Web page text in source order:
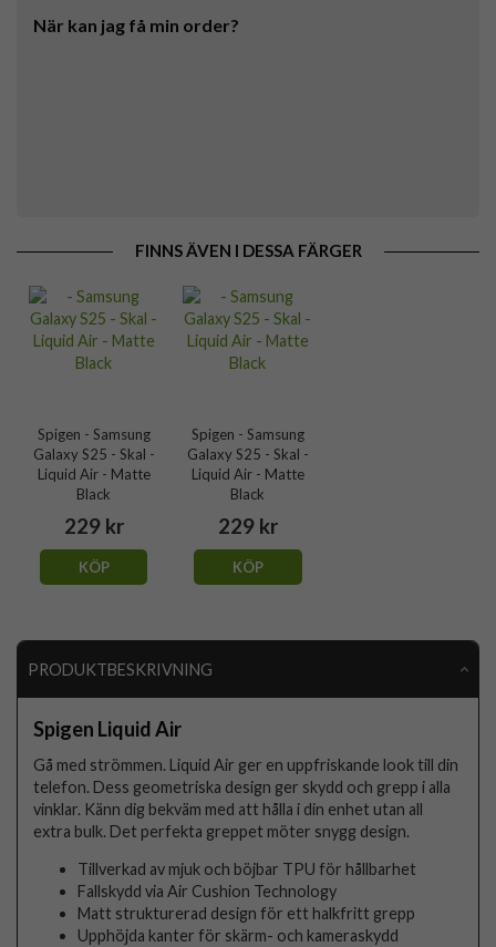
När kan jag få min order?
FINNS ÄVEN I DESSA FÄRGER
Spigen - Samsung
Galaxy S25 - Skal -
Liquid Air - Matte
Black
229 kr
KÖP
Spigen - Samsung
Galaxy S25 - Skal -
Liquid Air - Matte
Black
229 kr
KÖP
PRODUKTBESKRIVNING
Spigen Liquid Air
Gå med strömmen. Liquid Air ger en uppfriskande look till din
telefon. Dess geometriska design ger skydd och grepp i alla
vinklar. Känn dig bekväm med att hålla i din enhet utan all
extra bulk. Det perfekta greppet möter snygg design.
Tillverkad av mjuk och böjbar TPU för hållbarhet
Fallskydd via Air Cushion Technology
Matt strukturerad design för ett halkfritt grepp
Upphöjda kanter för skärm- och kameraskydd